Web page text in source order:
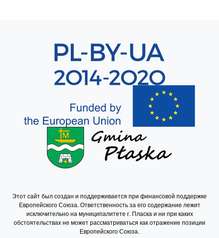
Этот сайт был создан и поддерживается при финансовой поддержке
Европейского Союза. Ответственность за его содержание лежит
исключительно на муниципалитете г. Пласка и ни при каких
обстоятельствах не может рассматриваться как отражение позиции
Европейского Союза.